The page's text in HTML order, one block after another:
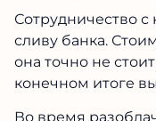
Сотрудничество
сливу банка.
она точно не
конечном итоге
Во время